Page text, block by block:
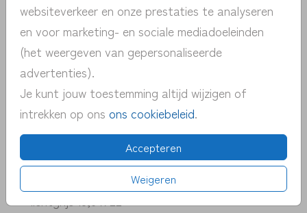
websiteverkeer en onze prestaties te analyseren
en voor marketing- en sociale mediadoeleinden
(het weergeven van gepersonaliseerde
advertenties).
Je kunt jouw toestemming altijd wijzigen of
intrekken op ons ons cookiebeleid.
Accepteren
Weigeren
> unieke ontwerpen met de hand
getekend
> persoonlijk contact | gratis advies
> snelle verzending NL | BE
> proefdruk v.a. 1 euro
> pas eenvoudig zelf het kaartje aan